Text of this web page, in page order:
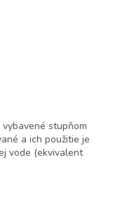
vybavené stupňom
a ich použitie je
vode (ekvivalent